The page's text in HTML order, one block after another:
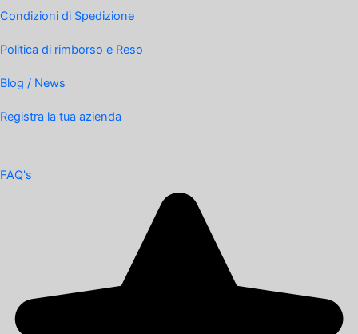
Condizioni di Spedizione
Politica di rimborso e Reso
Blog / News
Registra la tua azienda
FAQ's